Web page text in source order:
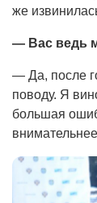
же
— Вас ведь
— Да, после
поводу. Я
большая